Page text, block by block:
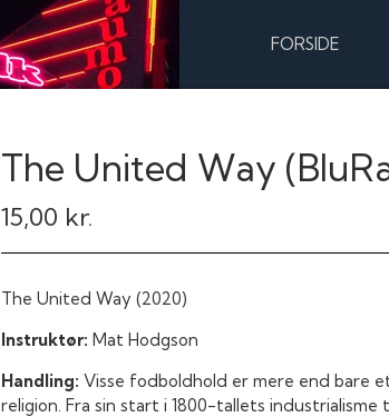
FORSIDE
The United Way
15,00 kr.
The United Way (2020)
Instruktør: Mat Hodgson
Handling: Visse fodboldhold er mere end bare
religion. Fra sin start i 1800-tallets